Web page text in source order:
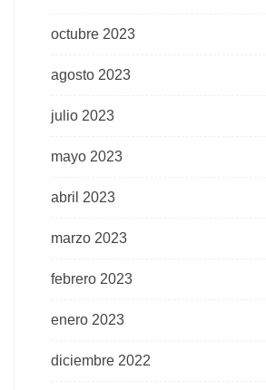
octubre 2023
agosto 2023
julio 2023
mayo 2023
abril 2023
marzo 2023
febrero 2023
enero 2023
diciembre 2022